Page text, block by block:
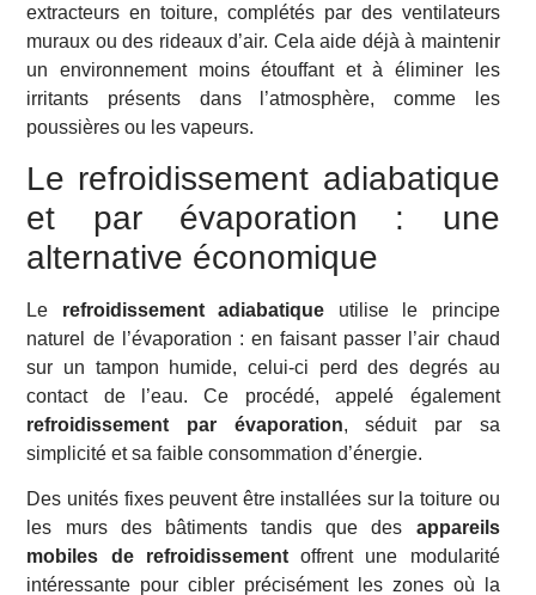
extracteurs en toiture, complétés par des ventilateurs
muraux ou des rideaux d’air. Cela aide déjà à maintenir
un environnement moins étouffant et à éliminer les
irritants présents dans l’atmosphère, comme les
poussières ou les vapeurs.
Le refroidissement adiabatique
et par évaporation : une
alternative économique
Le refroidissement adiabatique utilise le principe
naturel de l’évaporation : en faisant passer l’air chaud
sur un tampon humide, celui-ci perd des degrés au
contact de l’eau. Ce procédé, appelé également
refroidissement par évaporation, séduit par sa
simplicité et sa faible consommation d’énergie.
Des unités fixes peuvent être installées sur la toiture ou
les murs des bâtiments tandis que des appareils
mobiles de refroidissementoffrent une modularité
intéressante pour cibler précisément les zones où la